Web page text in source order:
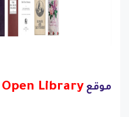
موقع Open Library